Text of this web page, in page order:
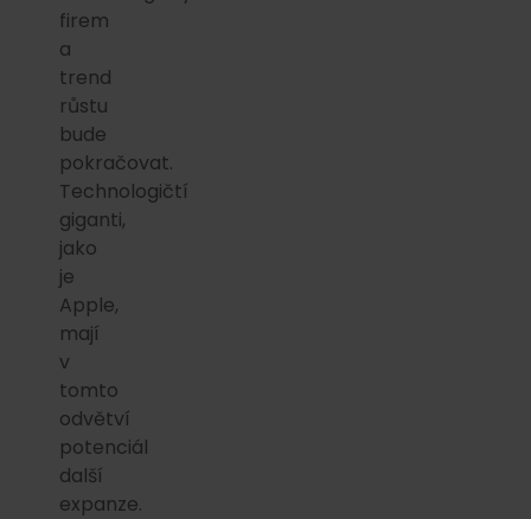
firem
a
trend
růstu
bude
pokračovat.
Technologičtí
giganti,
jako
je
Apple,
mají
v
tomto
odvětví
potenciál
další
expanze.